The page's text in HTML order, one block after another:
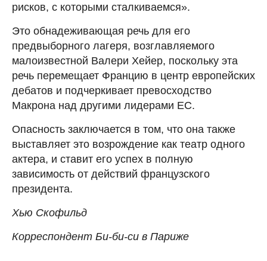
рисков, с которыми сталкиваемся».
Это обнадеживающая речь для его
предвыборного лагеря, возглавляемого
малоизвестной Валери Хейер, поскольку эта
речь перемещает Францию в центр европейских
дебатов и подчеркивает превосходство
Макрона над другими лидерами ЕС.
Опасность заключается в том, что она также
выставляет это возрождение как театр одного
актера, и ставит его успех в полную
зависимость от действий французского
президента.
Хью Скофильд
Корреспондент Би-би-си в Париже